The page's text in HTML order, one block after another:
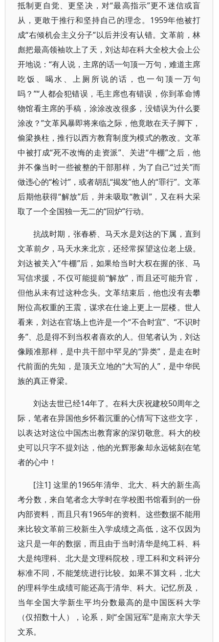
抵制更自觉、更坚决，对“最高指示”更不迷信或盲
从，更敢于推行和坚持自己的理念。1959年他被打
成“右倾机会主义分子”以后并没有认错。文革前，林
彪把最高领袖吹上了天，刘达却在科大全校大会上公
开地说：“有人说，主席的话一句顶一万句，难道主席
吃饭、喝水、上厕所说的话，也一句顶一万句
吗？”“人都会犯错误，毛主席也有错误，你到革命博
物馆看主席的手稿，涂涂改改很多，没错误为什么要
涂改？”文革风暴即将来临之际，他竟敢在天子脚下，
偷梁换柱，推行以西方教育制度为模式的教改。文革
中被打成“死不改悔的走资派”、关进“牛棚”之后，他
并不像当时一些被整的干部那样，为了自己“过关”而
做违心的“检讨”，或者胡乱“揭发”他人的“罪行”。文革
后期他获得“解放”后，并未吸取“教训”，又在科大采
取了一个全国独一无二的“回炉”行动。
抗战时期，张春桥、马天水是刘达的下属，直到
文革前夕，马天水来北京，还经常探望这位老上级。
刘达被关入“牛棚”后，如果给当时大权在握的张、马
写信求援，不仅可能提前“解放”，而且还可能升官，
但他从未有过这种念头。文革结束后，他也没有去攀
附位高权重的王震，谋求在仕途上更上一层楼。世人
看来，刘达在官场上也许是一个“不合时宜”、“不识时
务”、总是得不到当权者喜欢的人。但笔者认为，刘达
像顾准那样，是中共干部中罕见的“异类”，是走在时
代前面的先知，是顶天立地的“大写的人”，是中华民
族的真正脊梁。
刘达去世已经14年了。在科大庆祝建校50周年之
际，笔者在异国他乡怀着沉重的心情写下这些文字，
以表达对这位中国杰出教育家的深切敬意。科大的校
史可以只字不提刘达，他的光辉形象却永远铭刻在笔
者的心中！
[注1] 这里的1965年清华、北大、科大的新生高
考分数，来自笔者念大学时在学校图书馆看到的一份
内部资料，而且只有1965年的资料。这些数据不能用
来比较文革前三校新生入学成绩之高低，这不仅因为
这只是一年的数据，而且由于当时清华是纯工科、科
大是纯理科、北大是文理科院校，理工科和文科评分
标准不同，不能笼统进行比较。如果不算文科，北大
的理科学生成绩可能还高于清华、科大。记忆所及，
当年全国大学新生平均分数最高的是中国医科大学
（仅招数十人），论系，则“全国冠军”是南京大学天
文系。